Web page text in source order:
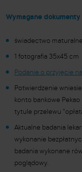
Wymagane
świadectwo maturalne
1 fotografia 35x45 cm
Podanie o przyjęcie
Potwierdzenie
konto bankowe Pekao
tytule przelewu
Aktualne badania
wykonanie
badania wykonane
poglądowy.